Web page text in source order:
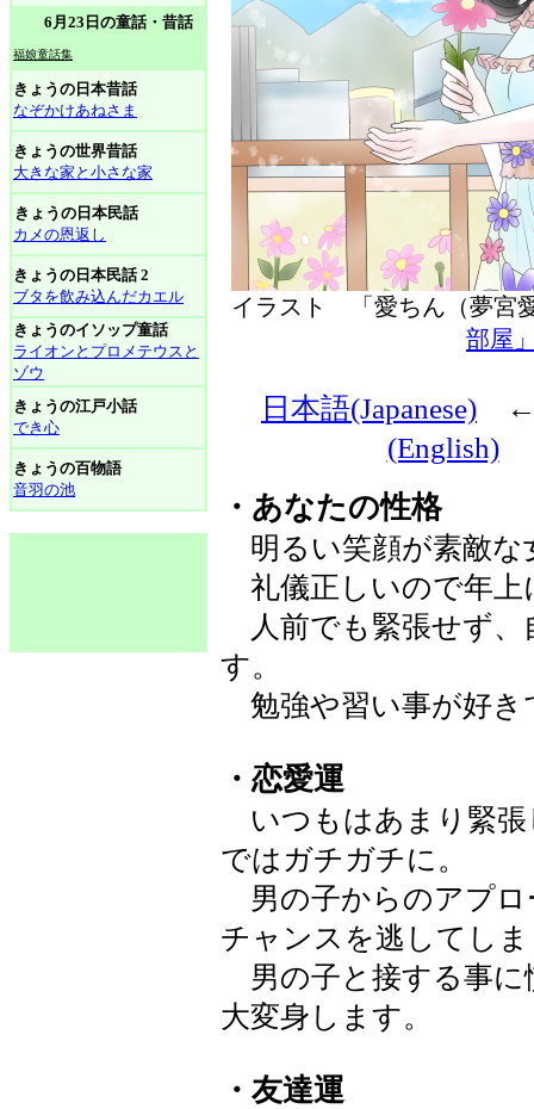
6月23日の童話・昔話
福娘童話集
きょうの日本昔話
なぞかけあねさま
きょうの世界昔話
大きな家と小さな家
きょうの日本民話
カメの恩返し
きょうの日本民話 2
ブタを飲み込んだカエル
きょうのイソップ童話
ライオンとプロメテウスと
ゾウ
きょうの江戸小話
でき心
きょうの百物語
音羽の池
イラスト 「愛ちん（夢
部屋
日本語(Japanese)
(English)
・あなたの性格
明るい笑顔が素敵な
礼儀正しいので年上
人前でも緊張せず、
す。
勉強や習い事が好き
・恋愛運
いつもはあまり緊張
ではガチガチに。
男の子からのアプロ
チャンスを逃してし
男の子と接する事に
大変身します。
・友達運